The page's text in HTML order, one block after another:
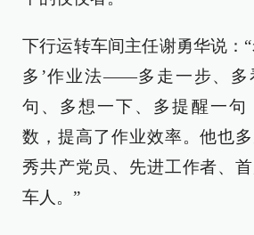
下行运转车间主任谢勇华说：
多’作业法——多走一步、多
句、多想一下、多提醒一句
数，提高了作业效率。他也
秀共产党员、先进工作者、
车人。”